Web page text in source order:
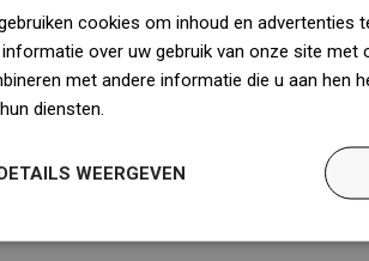
palletplaatsen biedt meer
beschikbare producten!

cookies om inhoud en advertenties
over uw gebruik van onze site met
met andere informatie die u aan hen
diensten.
WEERGEVEN